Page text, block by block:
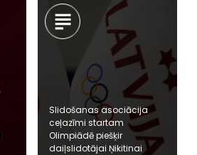
Slidošanas asociācija
ceļazīmi startam
Olimpiādē piešķir
daiļslidotājai Ņikitinai